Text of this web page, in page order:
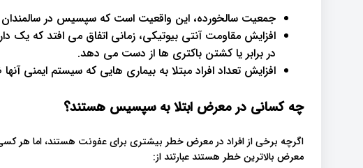
جمعیت سالخورده، این واقعیت است که سپسیس در
افزایش مقاومت آنتی بیوتیکی، زمانی اتفاق می افتد که یک
در برابر یا کشتن باکتری ها از دست می دهد.
افزایش تعداد افراد مبتلا به بیماری هایی که سیستم ایمنی
چه کسانی در معرض ابتلا به سپسیس هستند؟
اگرچه برخی از افراد در معرض خطر بیشتری برای عفونت هستند، اما هر
معرض بالاترین خطر هستند عبارتند از: